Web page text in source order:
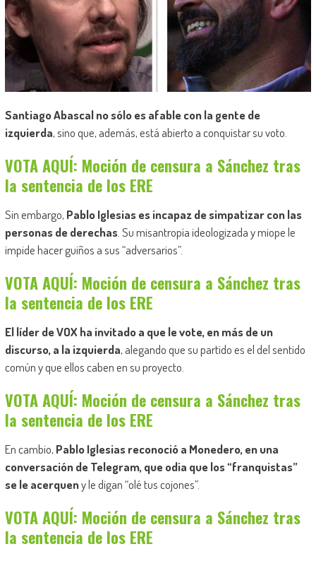
Santiago Abascal no sólo es afable con la gente de
izquierda, sino que, además, está abierto a conquistar su voto.
VOTA AQUÍ: Moción de censura a Sánchez tras
la sentencia de los ERE
Sin embargo, Pablo Iglesias es incapaz de simpatizar con las
personas de derechas. Su misantropía ideologizada y miope le
impide hacer guiños a sus “adversarios”.
VOTA AQUÍ: Moción de censura a Sánchez tras
la sentencia de los ERE
El líder de VOX ha invitado a que le vote, en más de un
discurso, a la izquierda, alegando que su partido es el del sentido
común y que ellos caben en su proyecto.
VOTA AQUÍ: Moción de censura a Sánchez tras
la sentencia de los ERE
En cambio, Pablo Iglesias reconoció a Monedero, en una
conversación de Telegram, que odia que los “franquistas”
se le acerqueny le digan “olé tus cojones”.
VOTA AQUÍ: Moción de censura a Sánchez tras
la sentencia de los ERE